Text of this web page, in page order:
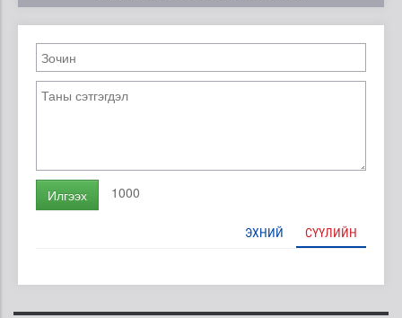
Илгээх 1000
ЭХНИЙ СҮҮЛИЙН